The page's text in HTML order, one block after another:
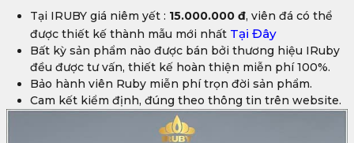
Tại IRUBY giá niêm yết : 15.000.000 đ, viên đá có thể
được thiết kế thành mẫu mới nhất Tại Đây
Bất kỳ sản phẩm nào được bán bởi thương hiệu IRuby
đều được tư vấn, thiết kế hoàn thiện miễn phí 100%.
Bảo hành viên Ruby miễn phí trọn đời sản phẩm.
Cam kết kiểm định, đúng theo thông tin trên website.